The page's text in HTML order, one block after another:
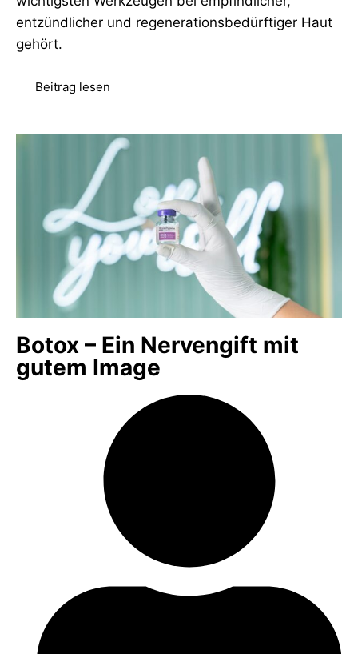
entzündlicher und regenerationsbedürftiger Haut
gehört.
Beitrag lesen
Botox – Ein Nervengift mit
gutem Image